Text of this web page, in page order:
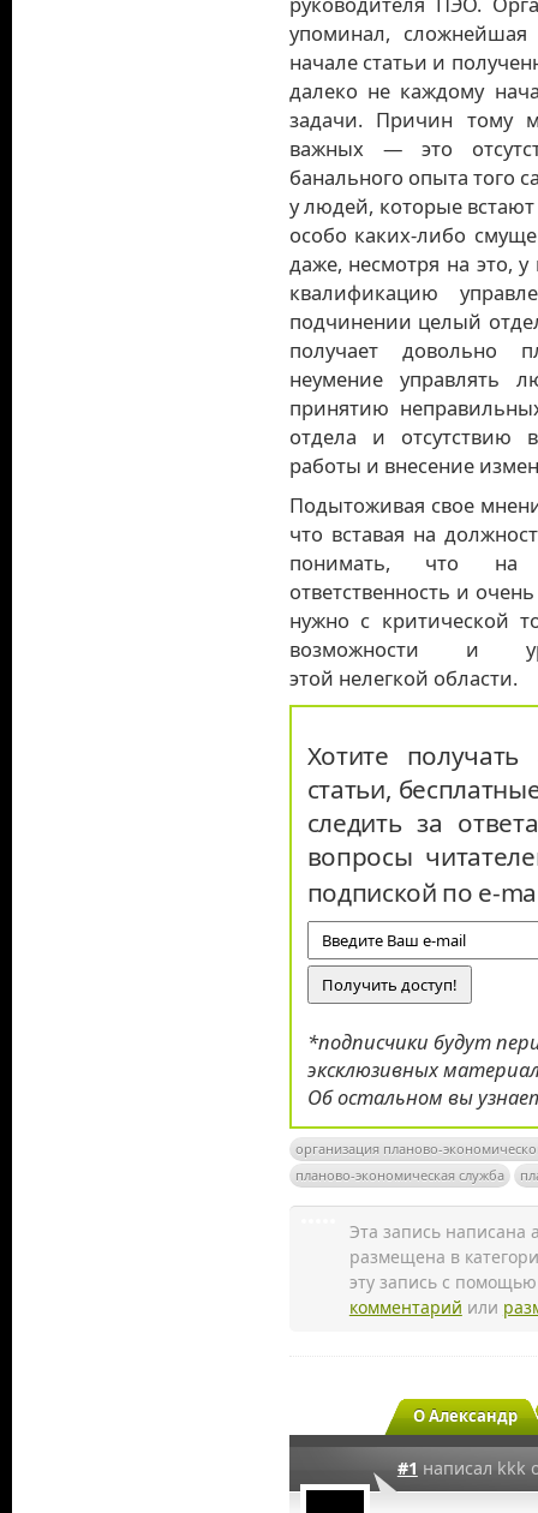
упоминал,
начале статьи и
далеко не каждому
задачи. Причин тому
важных — это
банального опыта того
у людей, которые
особо каких-либо
даже, несмотря на это,
квалификацию
подчинении целый
получает довольно
неумение управлять
принятию
отдела и
работы и внесение
Подытоживая свое
что вставая на
понимать, что на
ответственность и
нужно с критической
возможности и
этой нелегкой области.
Хотите получать
статьи,
следить за
вопросы
подпиской по e-
*подписчики будут
эксклюзивных
Об остальном вы
организация планово-
планово-экономическая служба
Эта запись написана
размещена в
эту запись с
комментарий или
О Александр
#1 написал kkk